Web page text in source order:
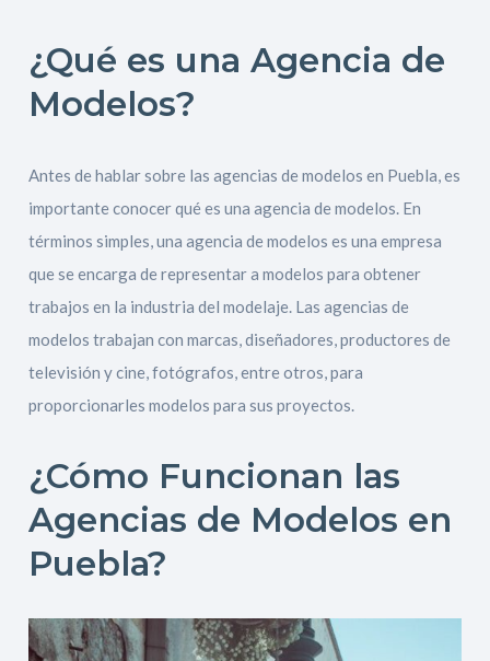
¿Qué es una Agencia de
Modelos?
Antes de hablar sobre las agencias de modelos en Puebla, es
importante conocer qué es una agencia de modelos. En
términos simples, una agencia de modelos es una empresa
que se encarga de representar a modelos para obtener
trabajos en la industria del modelaje. Las agencias de
modelos trabajan con marcas, diseñadores, productores de
televisión y cine, fotógrafos, entre otros, para
proporcionarles modelos para sus proyectos.
¿Cómo Funcionan las
Agencias de Modelos en
Puebla?